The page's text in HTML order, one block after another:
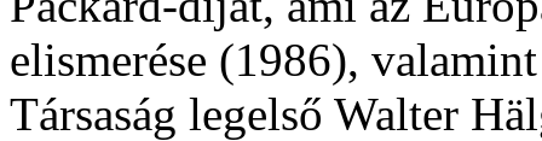
elismerése (1986),
Társaság legelső Walter